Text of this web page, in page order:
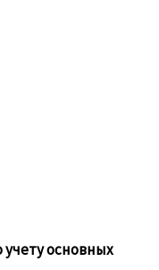
основных